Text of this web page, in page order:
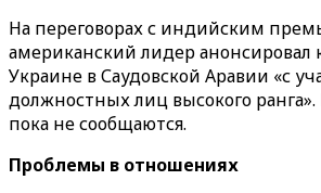
На переговорах с индийским
американский лидер анонсировал
Украине в Саудовской Аравии «с
должностных лиц высокого
пока не сообщаются.
Проблемы в отношениях